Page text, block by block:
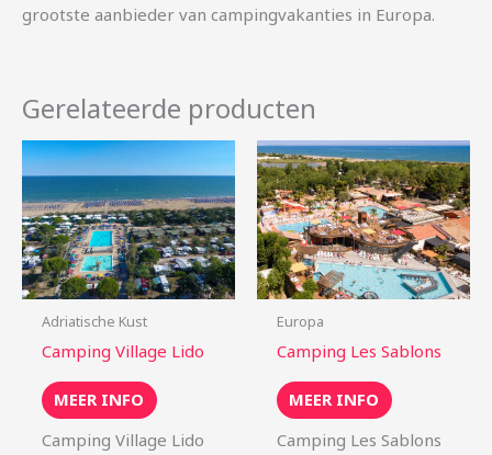
grootste aanbieder van campingvakanties in Europa.
Gerelateerde producten
Adriatische Kust
Camping Village Lido
MEER INFO
Camping Village Lido
Europa
Camping Les Sablons
MEER INFO
Camping Les Sablons